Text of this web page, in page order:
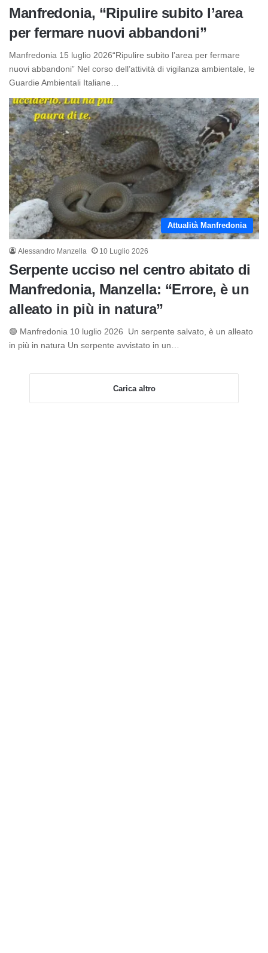
Manfredonia, “Ripulire subito l’area
per fermare nuovi abbandoni”
Manfredonia 15 luglio 2026“Ripulire subito l’area per fermare
nuovi abbandoni” Nel corso dell’attività di vigilanza ambientale, le
Guardie Ambientali Italiane…
Attualità Manfredonia
Alessandro Manzella 10 Luglio 2026
Serpente ucciso nel centro abitato di
Manfredonia, Manzella: “Errore, è un
alleato in più in natura”
🟢 Manfredonia 10 luglio 2026 Un serpente salvato, è un alleato
in più in natura Un serpente avvistato in un…
Carica altro